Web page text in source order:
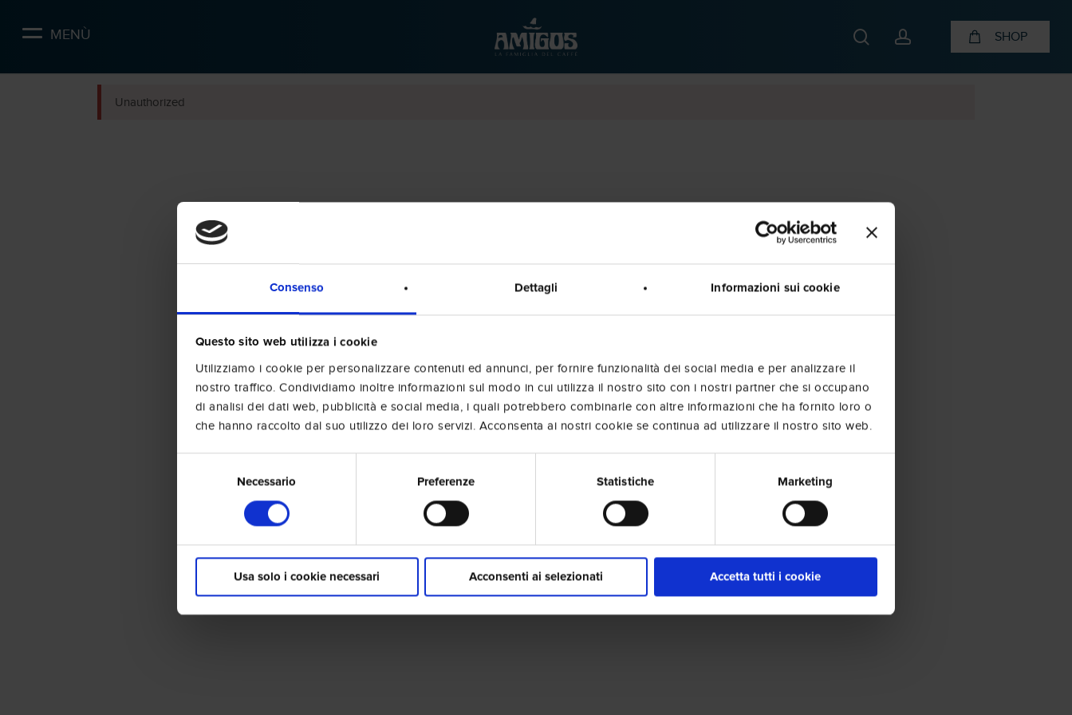
Consenso Dettagli Informazioni sui cookie
Questo sito web utilizza i cookie
Utilizziamo i cookie per personalizzare contenuti ed annunci, per fornire funzionalità dei social media e per analizzare il
nostro traffico. Condividiamo inoltre informazioni sul modo in cui utilizza il nostro sito con i nostri partner che si occupano
di analisi dei dati web, pubblicità e social media, i quali potrebbero combinarle con altre informazioni che ha fornito loro o
che hanno raccolto dal suo utilizzo dei loro servizi. Acconsenta ai nostri cookie se continua ad utilizzare il nostro sito web.
Necessario Preferenze Statistiche Marketing
Usa solo i cookie necessari Acconsenti ai selezionati Accetta tutti i cookie
content
MENÙ searchaccount SHOP
Unauthorized